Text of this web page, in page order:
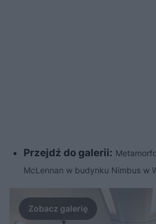
Przejdź do galerii:
McLennan w budynku Nimbus w